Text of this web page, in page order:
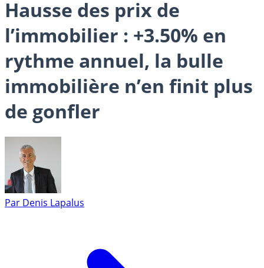
Hausse des prix de
l’immobilier : +3.50% en
rythme annuel, la bulle
immobilière n’en finit plus
de gonfler
Par Denis Lapalus